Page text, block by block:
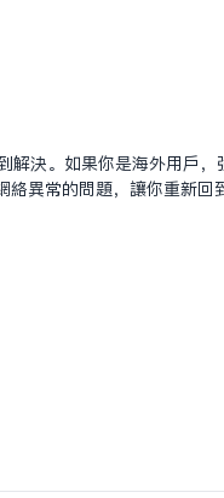
解决。如果你是海外用户
异常的问题，让你重新回